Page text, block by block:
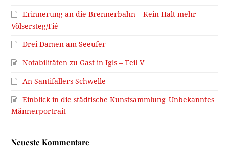
Erinnerung an die Brennerbahn – Kein Halt mehr
Völsersteg/Fié
Drei Damen am Seeufer
Notabilitäten zu Gast in Igls – Teil V
An Santifallers Schwelle
Einblick in die städtische Kunstsammlung_Unbekanntes
Männerportrait
Neueste Kommentare